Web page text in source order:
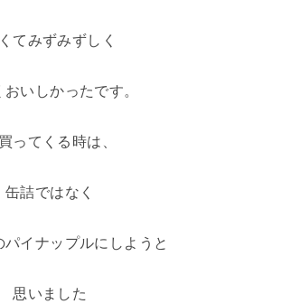
てみずみずしく
いしかったです。
ってくる時は、
缶詰ではなく
パイナップルにしようと
思いました